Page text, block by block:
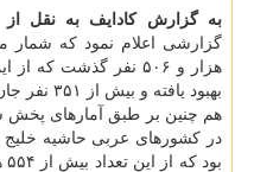
به گزارش کادایف به نقل از
بهبود یافته و بیش از ۳۵۱ نفر جان خودرا از دست دادند.
هم چنین بر طبق آمارهای پخش